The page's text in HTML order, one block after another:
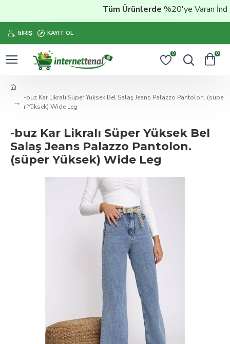
Tüm Ürünlerde%20'ye Varan
GIRIŞ KAYIT OL
0 0
-buz Kar Likralı Süper Yüksek Bel Salaş Jeans Palazzo Pantolon. (süpe
r Yüksek) Wide Leg
-buz Kar Likralı Süper Yüksek Bel
Salaş Jeans Palazzo Pantolon.
(süper Yüksek) Wide Leg